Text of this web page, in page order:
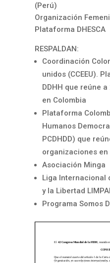
(Perú)
Organización
Plataforma DHESCA
RESPALDAN:
Coordinación
unidos (CCEEU).
DDHH que reúne
en Colombia
Plataforma
Humanos
PCDHDD) que
organizaciones en
Asociación Minga
Liga Internacional
y la Libertad
Programa Somos